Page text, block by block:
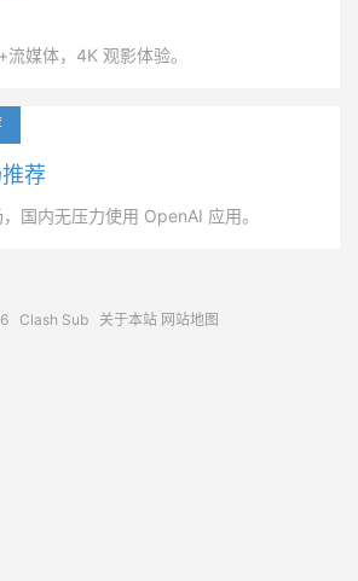
媒体，4K 观影体验。
荐
国内无压力使用 OpenAI 应用。
Clash Sub 关于本站 网站地图